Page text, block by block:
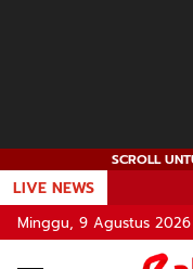
SCROLL
LIVE NEWS
Minggu, 9 Agustus 2026